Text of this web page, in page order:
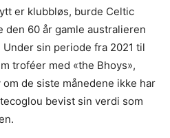
er klubbløs, burde Celtic
den 60 år gamle australieren
sin periode fra 2021 til
troféer med «the Bhoys»,
de siste månedene ikke har
bevist sin verdi som